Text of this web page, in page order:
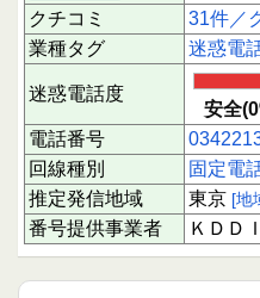
注意すべきポイントと
この番号からの電話は
業の可能性が高い状況
着信には慎重に対応し
定を検討してください
こい勧誘に注意が必要
い取りを依頼する場合
十分に確認し、納得で
要です。
下にスクロールすると
のクチコミを読むこと
クチコミ
31件／
業種タグ
迷惑電
迷惑電話度
安全
電話番号
回線種別
固定電
推定発信地域
東京 [地
番号提供事業者 ＫＤＤＩ